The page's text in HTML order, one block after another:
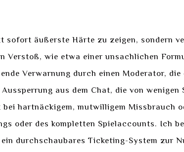
äußerste Härte zu zeigen, sondern
wie etwa einer unsachlichen
Verwarnung durch einen Moderator, die
aus dem Chat, die von wenigen
hartnäckigem, mutwilligem Missbrauch
oder des kompletten Spielaccounts. Ich
durchschaubares Ticketing-System zur